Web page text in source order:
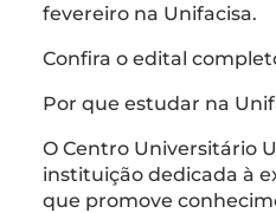
fevereiro na Unifacisa.
Confira o edital
Por que estudar na
O Centro Universitário
instituição dedicada à
que promove